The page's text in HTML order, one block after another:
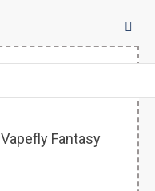
Vapefly Fantasy